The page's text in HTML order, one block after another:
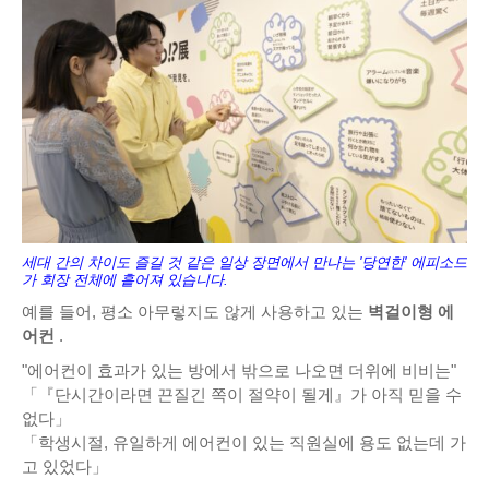
세대 간의 차이도 즐길 것 같은 일상 장면에서 만나는 '당연한' 에피소드
가 회장 전체에 흩어져 있습니다.
예를 들어, 평소 아무렇지도 않게 사용하고 있는 벽걸이형 에
어컨 .
"에어컨이 효과가 있는 방에서 밖으로 나오면 더위에 비비는"
「『단시간이라면 끈질긴 쪽이 절약이 될게』가 아직 믿을 수
없다」
「학생시절, 유일하게 에어컨이 있는 직원실에 용도 없는데 가
고 있었다」